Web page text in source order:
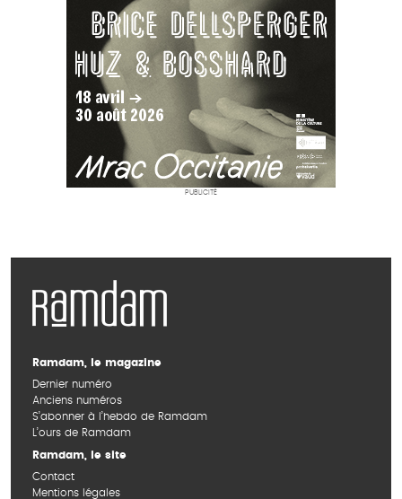
PUBLICITÉ
Ramdam, le magazine
Dernier numéro
Anciens numéros
S’abonner à l’hebdo de Ramdam
L’ours de Ramdam
Ramdam, le site
Contact
Mentions légales